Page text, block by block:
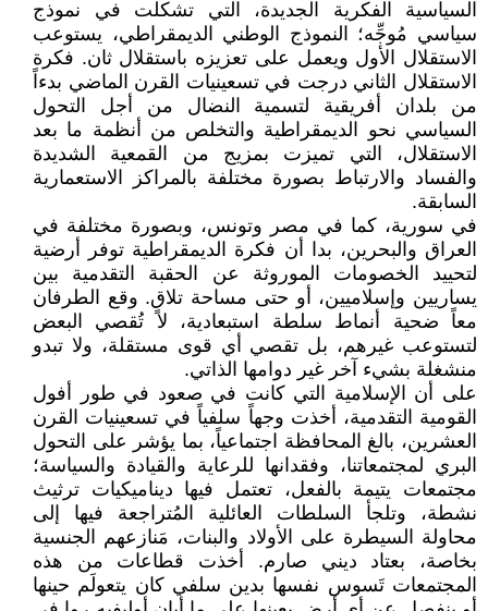
السياسية الفكرية الجديدة، التي تشكلت في نموذج
سياسي مُوجِّه؛ النموذج الوطني الديمقراطي، يستوعب
الاستقلال الأول ويعمل على تعزيزه باستقلال ثان. فكرة
الاستقلال الثاني درجت في تسعينيات القرن الماضي بدءاً
من بلدان أفريقية لتسمية النضال من أجل التحول
السياسي نحو الديمقراطية والتخلص من أنظمة ما بعد
الاستقلال، التي تميزت بمزيج من القمعية الشديدة
والفساد والارتباط بصورة مختلفة بالمراكز الاستعمارية
السابقة.
في سورية، كما في مصر وتونس، وبصورة مختلفة في
العراق والبحرين، بدا أن فكرة الديمقراطية توفر أرضية
لتحييد الخصومات الموروثة عن الحقبة التقدمية بين
يساريين وإسلاميين، أو حتى مساحة تلاقٍ. وقع الطرفان
معاً ضحية أنماط سلطة استبعادية، لا تُقصي البعض
لتستوعب غيرهم، بل تقصي أي قوى مستقلة، ولا تبدو
منشغلة بشيء آخر غير دوامها الذاتي.
على أن الإسلامية التي كانت في صعود في طور أفول
القومية التقدمية، أخذت وجهاً سلفياً في تسعينيات القرن
العشرين، بالغ المحافظة اجتماعياً، بما يؤشر على التحول
البري لمجتمعاتنا، وفقدانها للرعاية والقيادة والسياسة؛
مجتمعات يتيمة بالفعل، تعتمل فيها ديناميكيات ترثيث
نشطة، وتلجأ السلطات العائلية المُتراجعة فيها إلى
محاولة السيطرة على الأولاد والبنات، مَنازعهم الجنسية
بخاصة، بعتاد ديني صارم. أخذت قطاعات من هذه
المجتمعات تَسوس نفسها بدين سلفي كان يتعولَم حينها